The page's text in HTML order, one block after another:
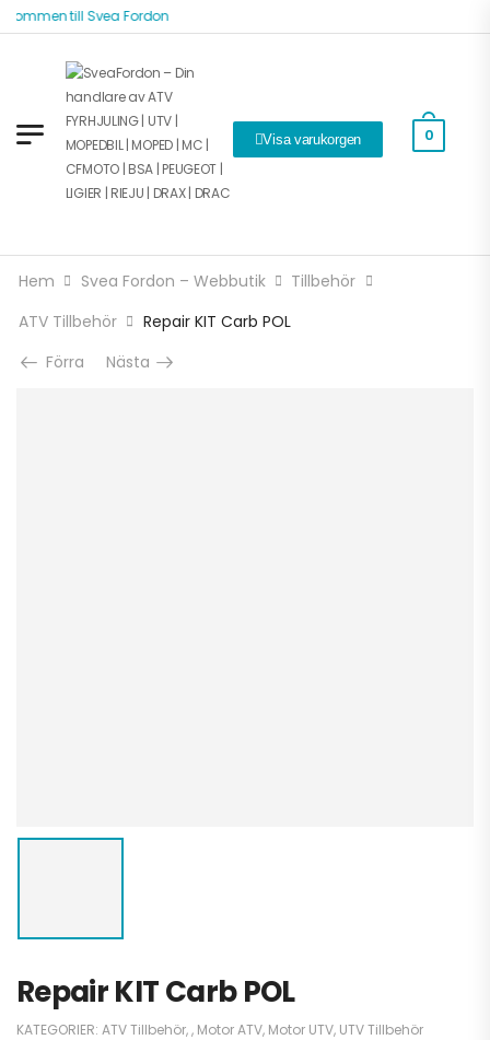
till Svea Fordon
Visa varukorgen 0
Hem Svea Fordon – Webbutik
Tillbehör
ATV Tillbehör
Repair KIT Carb POL
Förra
Nästa
Repair KIT Carb POL
KATEGORIER: ATV Tillbehör,, Motor ATV, Motor UTV, UTV Tillbehör